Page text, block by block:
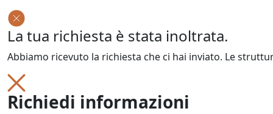
La tua richiesta è stata inoltrata.
Abbiamo ricevuto la richiesta che ci hai inviato. Le
Richiedi informazioni